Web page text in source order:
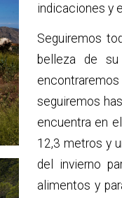
indicaciones y
Seguiremos
belleza de su
seguiremos
encuentra en
12,3 metros y
del invierno
alimentos y